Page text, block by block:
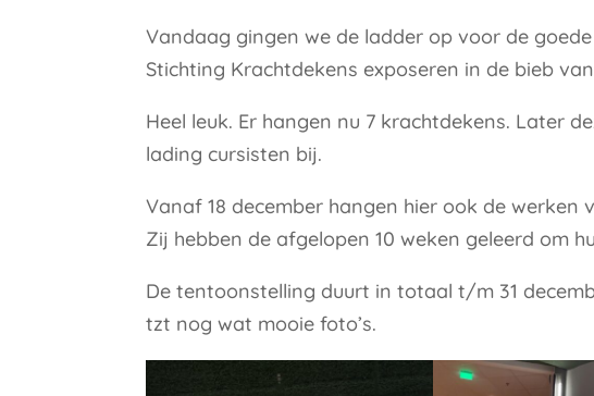
Vandaag gingen we de ladder op voor de
Stichting Krachtdekens exposeren in de bieb van
Heel leuk. Er hangen nu 7 krachtdekens. Later
lading cursisten bij.
Vanaf 18 december hangen hier ook de werken
Zij hebben de afgelopen 10 weken geleerd om
De tentoonstelling duurt in totaal t/m 31
tzt nog wat mooie foto’s.